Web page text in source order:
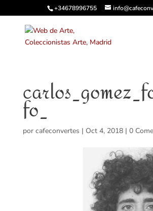
+34678996755
fo_
por cafeconvertes | Oct 4, 2018| 0